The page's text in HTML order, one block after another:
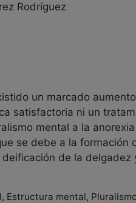
Rodríguez
un marcado
satisfactoria ni un
mental a la
se debe a la
de la
Estructura mental,